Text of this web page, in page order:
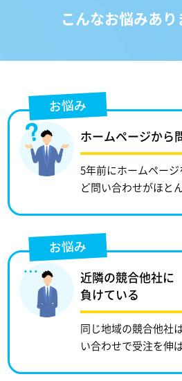
こんなお悩みあり
お悩み
ホームページから
5年前にホームペー
ど問い合わせがほと
お悩み
近隣の競合他社に
負けている
同じ地域の競合他社
い合わせで受注を伸